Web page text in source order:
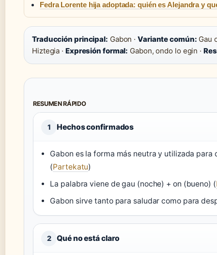
Fedra Lorente hija adoptada: quién es Alejandra y
Traducción principal: Gabon ·Variante común: Gau
Hiztegia · Expresión formal: Gabon, ondo lo egin ·
RESUMEN RÁPIDO
1 Hechos confirmados
Gabon es la forma más neutra y utilizada para
(Partekatu)
La palabra viene de gau (noche) + on (bueno) (
Gabon sirve tanto para saludar como para
2 Qué no está claro